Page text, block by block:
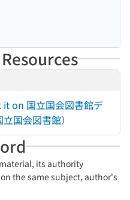
it on 国立国会図書館デ
国会図書館）
its authority
the same subject, author's